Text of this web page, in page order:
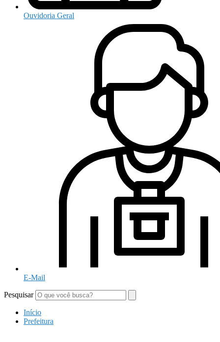
Ouvidoria Geral
E-Mail
Pesquisar
Início
Prefeitura